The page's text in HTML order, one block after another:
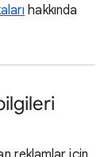
hakkında